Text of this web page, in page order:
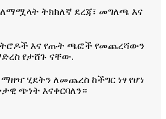
ትክክለኛ ደረጃ፣ መግለጫ እና
እና የጡት ጫፎች የመጨረሻውን
የታሸጉ ናቸው.
ሂደትን ለመጨረስ ከችግር ነፃ የሆነ
ጭነት እናቀርባለን።